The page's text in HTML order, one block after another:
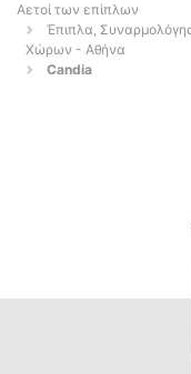
Αετοί των επίπλων
Έπιπλα,
Χώρων - Αθήνα
Candia